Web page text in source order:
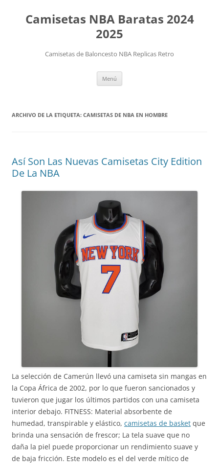
Camisetas NBA Baratas 2024
2025
Camisetas de Baloncesto NBA Replicas Retro
Menú
ARCHIVO DE LA ETIQUETA: CAMISETAS DE NBA EN HOMBRE
Así Son Las Nuevas Camisetas City Edition
De La NBA
La selección de Camerún llevó una camiseta sin mangas en
la Copa África de 2002, por lo que fueron sancionados y
tuvieron que jugar los últimos partidos con una camiseta
interior debajo. FITNESS: Material absorbente de
humedad, transpirable y elástico, camisetas de basket que
brinda una sensación de frescor; La tela suave que no
daña la piel puede proporcionar un rendimiento suave y
de baja fricción. Este modelo es el del verde mítico de